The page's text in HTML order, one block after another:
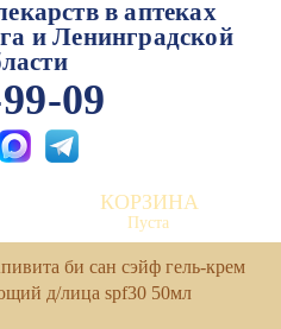
в аптеках
и Ленинградской
09
КОРЗИНА
Пуста
би сан сэйф гель-крем
д/лица spf30 50мл